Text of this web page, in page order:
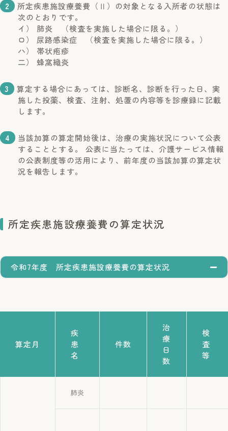
2
所定疾患施設療養費（Ⅱ）の対象となる入所者の状態は
次のとおりです。
イ） 肺炎 （検査を実施した場合に限る。）
ロ） 尿路感染症 （検査を実施した場合に限る。）
ハ） 帯状疱疹
二） 蜂窩織炎
3
算定する場合にあっては、診断名、診断を行った日、実
施した投薬、検査、注射、処置の内容等を診療録に記載
します。
4
当該加算の算定開始後は、治療の実施状況について公表
することとする。 公表に当たっては、介護サービス情報
の公表制度等の活用により、前年度の当該加算の算定状
況を報告します。
所定疾患施設療養費の算定状況
令和7年度 所定疾患施設療養費の算定状況
算定月
疾
患
名
件数
治
療
日
数
検
査
等
肺炎